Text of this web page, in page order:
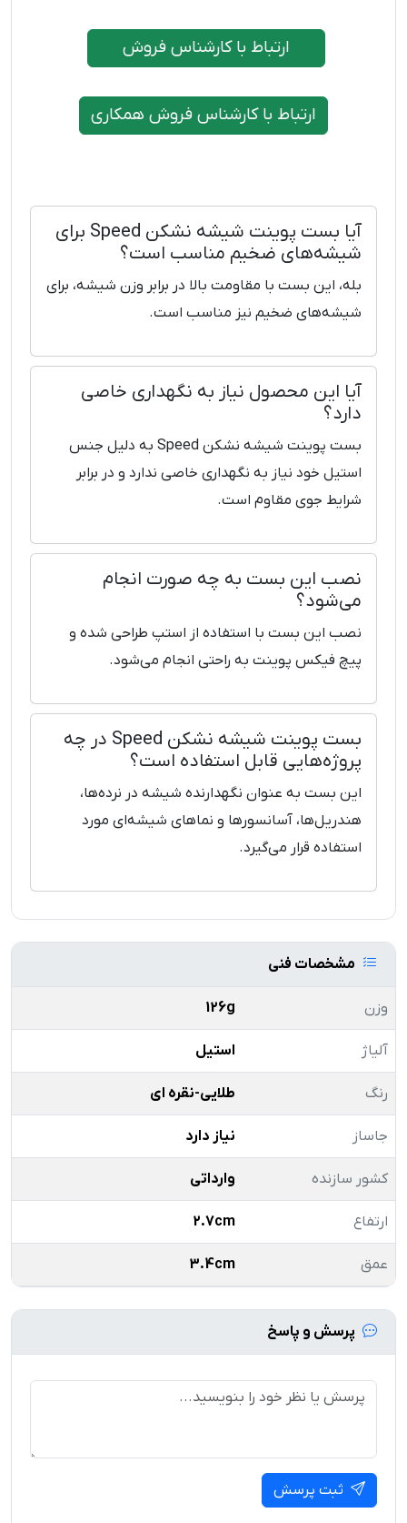
ارتباط با کارشناس فروش
ارتباط با کارشناس فروش همکاری
آیا بست پوینت شیشه نشکن Speed برای
شیشه‌های ضخیم مناسب است؟
بله، این بست با مقاومت بالا در برابر وزن شیشه، برای
شیشه‌های ضخیم نیز مناسب است.
آیا این محصول نیاز به نگهداری خاصی
دارد؟
بست پوینت شیشه نشکن Speed به دلیل جنس
استیل خود نیاز به نگهداری خاصی ندارد و در برابر
شرایط جوی مقاوم است.
نصب این بست به چه صورت انجام
می‌شود؟
نصب این بست با استفاده از استپ طراحی شده و
پیچ فیکس پوینت به راحتی انجام می‌شود.
بست پوینت شیشه نشکن Speed در چه
پروژه‌هایی قابل استفاده است؟
این بست به عنوان نگهدارنده شیشه در نرده‌ها،
هندریل‌ها، آسانسورها و نماهای شیشه‌ای مورد
استفاده قرار می‌گیرد.
مشخصات فنی
وزن 126g
آلیاژ استیل
رنگ طلایی-نقره ای
جاساز نیاز دارد
کشور سازنده وارداتی
ارتفاع 2.7cm
عمق 3.4cm
پرسش و پاسخ
ثبت پرسش